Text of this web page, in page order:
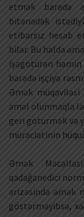
etmək barədə
bitənədək
etibarsız hesab
bilər. Bu halda
işəgötürən
barədə işçiyə
Əmək müqaviləsi
əməl olunmaqla
geri götürmək və
müraciətinin
Əmək
qadağanedici
ərizəsində əmək
göstərməyibsə,